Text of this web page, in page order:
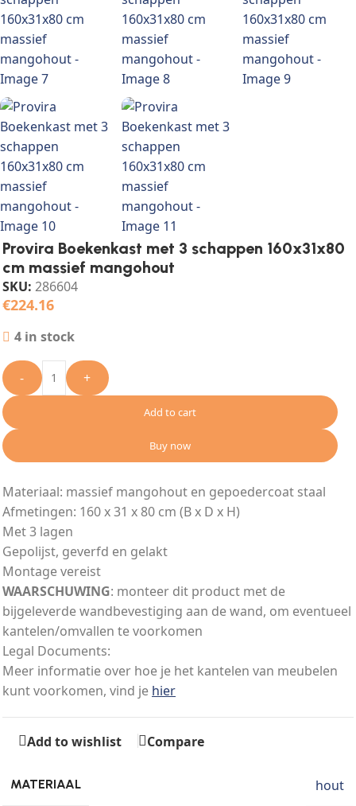
Provira Boekenkast met 3 schappen 160x31x80
cm massief mangohout
SKU: 286604
€224.16
4 in stock
- +
Add to cart
Buy now
Materiaal: massief mangohout en gepoedercoat staal
Afmetingen: 160 x 31 x 80 cm (B x D x H)
Met 3 lagen
Gepolijst, geverfd en gelakt
Montage vereist
WAARSCHUWING: monteer dit product met de
bijgeleverde wandbevestiging aan de wand, om eventueel
kantelen/omvallen te voorkomen
Legal Documents:
Meer informatie over hoe je het kantelen van meubelen
kunt voorkomen, vind je hier
Add to wishlist Compare
MATERIAAL hout